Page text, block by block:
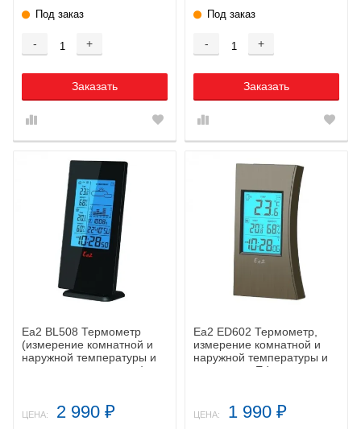
Под заказ
- +
Заказать
Под заказ
- +
Заказать
Ea2 BL508 Термометр
(измерение комнатной и
наружной температуры и
влажности и давления)
ЦЕНА: 2 990 ₽
Ea2 ED602 Термометр,
измерение комнатной и
наружной температуры и
влажности, Edge
ЦЕНА: 1 990 ₽